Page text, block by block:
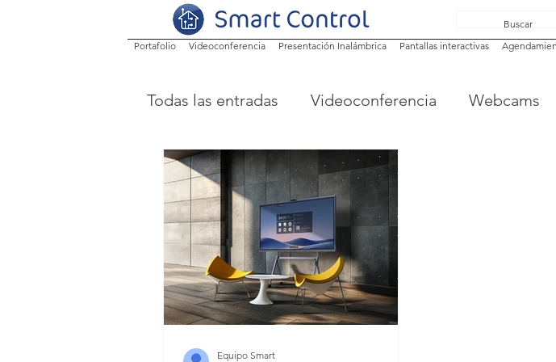
Portafolio Videoconferencia Presentación Inalámbrica Pantallas interactivas
Todas las entradas Videoconferencia Webcams
MAXHUB Pantallas interactivas
Equipo Smart